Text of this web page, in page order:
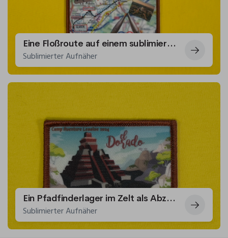
Eine Floßroute auf einem sublimierten Abzeichen.
Sublimierter Aufnäher
Ein Pfadfinderlager im Zelt als Abzeichen dargestellt
Sublimierter Aufnäher